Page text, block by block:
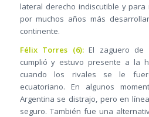
lateral derecho indiscutible y para
por muchos años más
continente.
Félix Torres (6):El zaguero de
cumplió y estuvo presente a la
cuando los rivales se le
ecuatoriano. En algunos
Argentina se distrajo, pero en
seguro. También fue una